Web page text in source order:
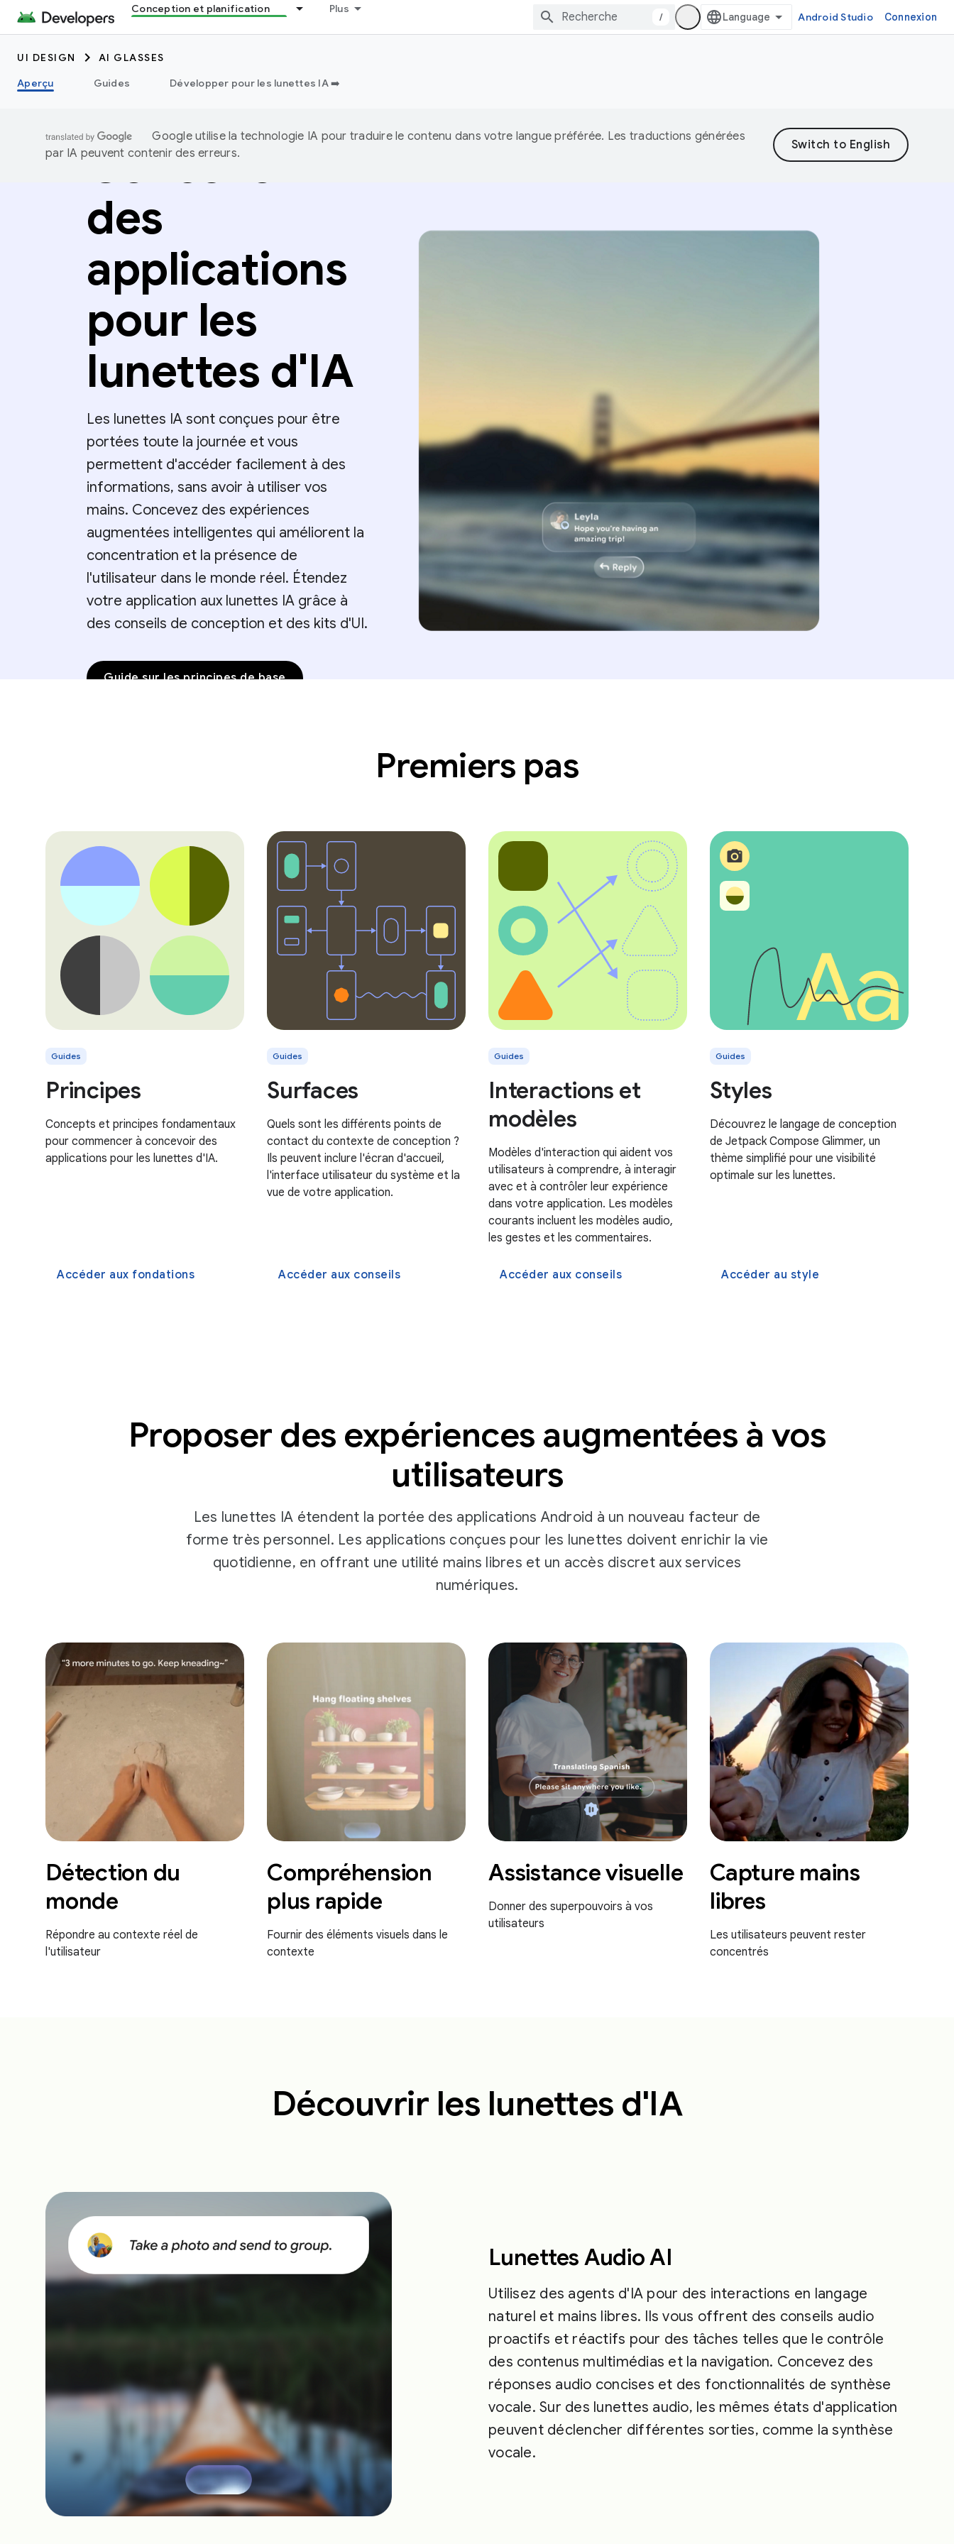
Conception et planification Plus
/ Android Studio Connexion
UI DESIGN
AI GLASSES
Aperçu
Guides Développer pour les lunettes IA ➡️
Google utilise la technologie IA pour traduire le contenu dans votre langue préférée. Les traductions générées
par IA peuvent contenir des erreurs.
Concevoir
des
applications
pour les
lunettes d'IA
Les lunettes IA sont conçues pour être
portées toute la journée et vous
permettent d'accéder facilement à des
informations, sans avoir à utiliser vos
mains. Concevez des expériences
augmentées intelligentes qui améliorent la
concentration et la présence de
l'utilisateur dans le monde réel. Étendez
votre application aux lunettes IA grâce à
des conseils de conception et des kits d'UI.
Guide sur les principes de base
Premiers pas
Guides
Principes
Concepts et principes fondamentaux
pour commencer à concevoir des
applications pour les lunettes d'IA.
Accéder aux fondations
Guides
Surfaces
Quels sont les différents points de
contact du contexte de conception ?
Ils peuvent inclure l'écran d'accueil,
l'interface utilisateur du système et la
vue de votre application.
Accéder aux conseils
Guides
Interactions et
modèles
Modèles d'interaction qui aident vos
utilisateurs à comprendre, à interagir
avec et à contrôler leur expérience
dans votre application. Les modèles
courants incluent les modèles audio,
les gestes et les commentaires.
Accéder aux conseils
Guides
Styles
Découvrez le langage de conception
de Jetpack Compose Glimmer, un
thème simplifié pour une visibilité
optimale sur les lunettes.
Accéder au style
Proposer des expériences augmentées à vos
utilisateurs
Les lunettes IA étendent la portée des applications Android à un nouveau facteur de
forme très personnel. Les applications conçues pour les lunettes doivent enrichir la vie
quotidienne, en offrant une utilité mains libres et un accès discret aux services
numériques.
Détection du
monde
Répondre au contexte réel de
l'utilisateur
Compréhension
plus rapide
Fournir des éléments visuels dans le
contexte
Assistance visuelle
Donner des superpouvoirs à vos
utilisateurs
Capture mains
libres
Les utilisateurs peuvent rester
concentrés
Découvrir les lunettes d'IA
Lunettes Audio AI
Utilisez des agents d'IA pour des interactions en langage
naturel et mains libres. Ils vous offrent des conseils audio
proactifs et réactifs pour des tâches telles que le contrôle
des contenus multimédias et la navigation. Concevez des
réponses audio concises et des fonctionnalités de synthèse
vocale. Sur des lunettes audio, les mêmes états d'application
peuvent déclencher différentes sorties, comme la synthèse
vocale.